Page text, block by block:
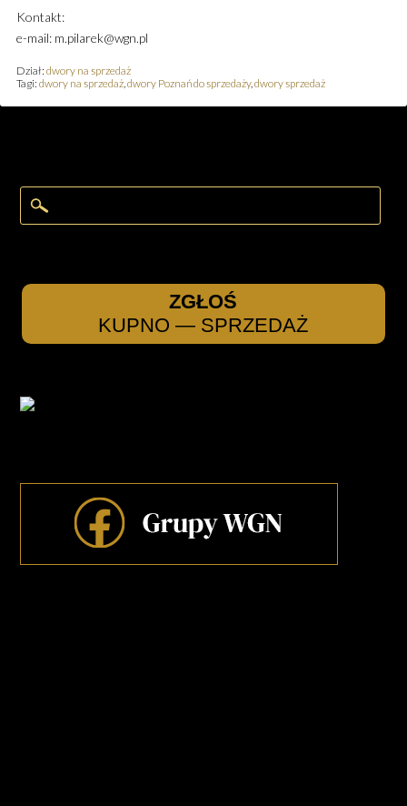
Kontakt:
e-mail: m.pilarek@wgn.pl
Dział: dwory na sprzedaż
Tagi: dwory na sprzedaż, dwory Poznań do sprzedaży, dwory sprzedaż
ZGŁOŚ
KUPNO — SPRZEDAŻ